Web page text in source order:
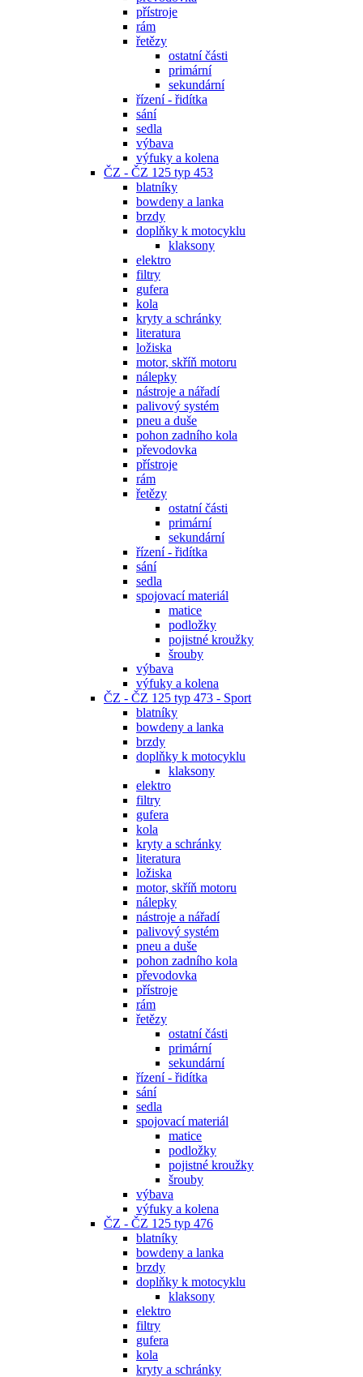
přístroje
rám
řetězy
ostatní části
primární
sekundární
řízení - řidítka
sání
sedla
výbava
výfuky a kolena
ČZ - ČZ 125 typ 453
blatníky
bowdeny a lanka
brzdy
doplňky k motocyklu
klaksony
elektro
filtry
gufera
kola
kryty a schránky
literatura
ložiska
motor, skříň motoru
nálepky
nástroje a nářadí
palivový systém
pneu a duše
pohon zadního kola
převodovka
přístroje
rám
řetězy
ostatní části
primární
sekundární
řízení - řidítka
sání
sedla
spojovací materiál
matice
podložky
pojistné kroužky
šrouby
výbava
výfuky a kolena
ČZ - ČZ 125 typ 473 - Sport
blatníky
bowdeny a lanka
brzdy
doplňky k motocyklu
klaksony
elektro
filtry
gufera
kola
kryty a schránky
literatura
ložiska
motor, skříň motoru
nálepky
nástroje a nářadí
palivový systém
pneu a duše
pohon zadního kola
převodovka
přístroje
rám
řetězy
ostatní části
primární
sekundární
řízení - řidítka
sání
sedla
spojovací materiál
matice
podložky
pojistné kroužky
šrouby
výbava
výfuky a kolena
ČZ - ČZ 125 typ 476
blatníky
bowdeny a lanka
brzdy
doplňky k motocyklu
klaksony
elektro
filtry
gufera
kola
kryty a schránky